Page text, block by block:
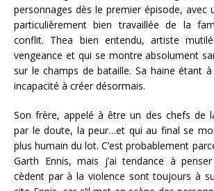
personnages dès le premier épisode, avec
particulièrement bien travaillée de la
conflit. Thea bien entendu, artiste
vengeance et qui se montre absolument
sur le champs de bataille. Sa haine étant
incapacité à créer désormais.
Son frère, appelé à être un des chefs de
par le doute, la peur…et qui au final se
plus humain du lot. C’est probablement
Garth Ennis, mais j’ai tendance à
cèdent par à la violence sont toujours à